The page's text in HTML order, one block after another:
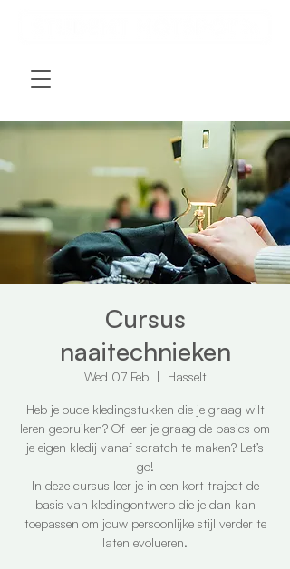
Cursus
naaitechnieken
Wed 07 Feb
  |
Hasselt
Heb je oude kledingstukken die je graag wilt
leren gebruiken? Of leer je graag de basics om
je eigen kledij vanaf scratch te maken? Let’s
go!
In deze cursus leer je in een kort traject de
basis van kledingontwerp die je dan kan
toepassen om jouw persoonlijke stijl verder te
laten evolueren.